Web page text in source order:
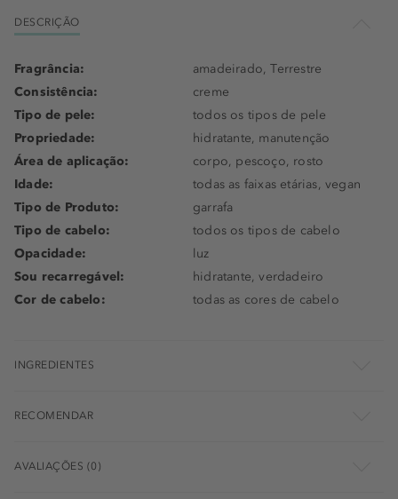
DESCRIÇÃO
Fragrância:
amadeirado, Terrestre
Consistência:
creme
Tipo de pele:
todos os tipos de pele
Propriedade:
hidratante, manutenção
Área de aplicação:
corpo, pescoço, rosto
Idade:
todas as faixas etárias, vegan
Tipo de Produto:
garrafa
Tipo de cabelo:
todos os tipos de cabelo
Opacidade:
luz
Sou recarregável:
hidratante, verdadeiro
Cor de cabelo:
todas as cores de cabelo
INGREDIENTES
RECOMENDAR
AVALIAÇÕES (0)